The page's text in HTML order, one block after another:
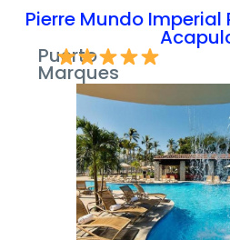
Pierre Mundo
Puerto
Marques